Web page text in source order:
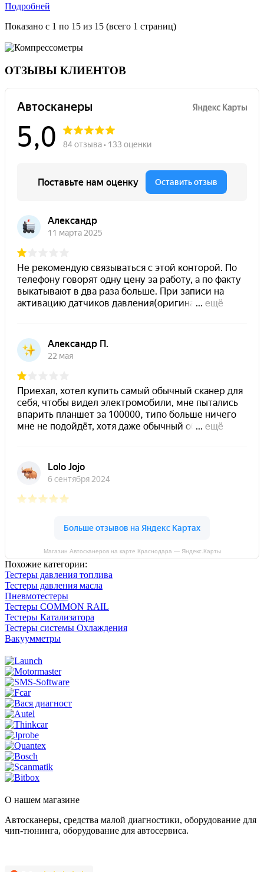
Подробней
Показано с 1 по 15 из 15 (всего 1 страниц)
ОТЗЫВЫ КЛИЕНТОВ
Магазин Автосканеров на карте Краснодара — Яндекс.Карты
Похожие категории:
Тестеры давления топлива
Тестеры давления масла
Пневмотестеры
Тестеры COMMON RAIL
Тестеры Катализатора
Тестеры системы Охлаждения
Вакуумметры
О нашем магазине
Автосканеры, средства малой диагностики, оборудование для
чип-тюнинга, оборудование для автосервиса.